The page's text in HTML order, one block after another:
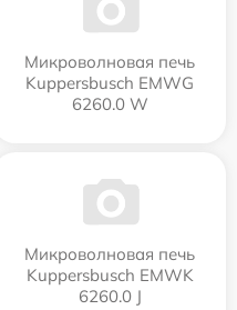
Микроволновая печь
Kuppersbusch EMWG
6260.0 W
Микроволновая печь
Kuppersbusch EMWK
6260.0 J